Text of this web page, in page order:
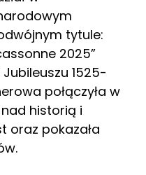
tytule:
2025”
1525-
połączyła w
historią i
oraz pokazała